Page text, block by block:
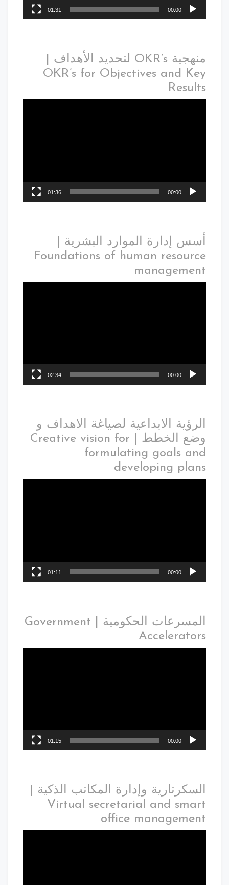
00:00
01:31
منهجية OKR’s لتحديد الأهداف |
OKR’s for Objectives and Key
Results
00:00
01:36
أسس إدارة الموارد البشرية |
Foundations of human resource
management
00:00
02:34
الرؤية الابداعية لصياغة الاهداف و
وضع الخطط | Creative vision for
formulating goals and
developing plans
00:00
01:11
المسرعات الحكومية | Government
Accelerators
00:00
01:15
السكرتارية وإدارة المكاتب الذكية |
Virtual secretarial and smart
office management